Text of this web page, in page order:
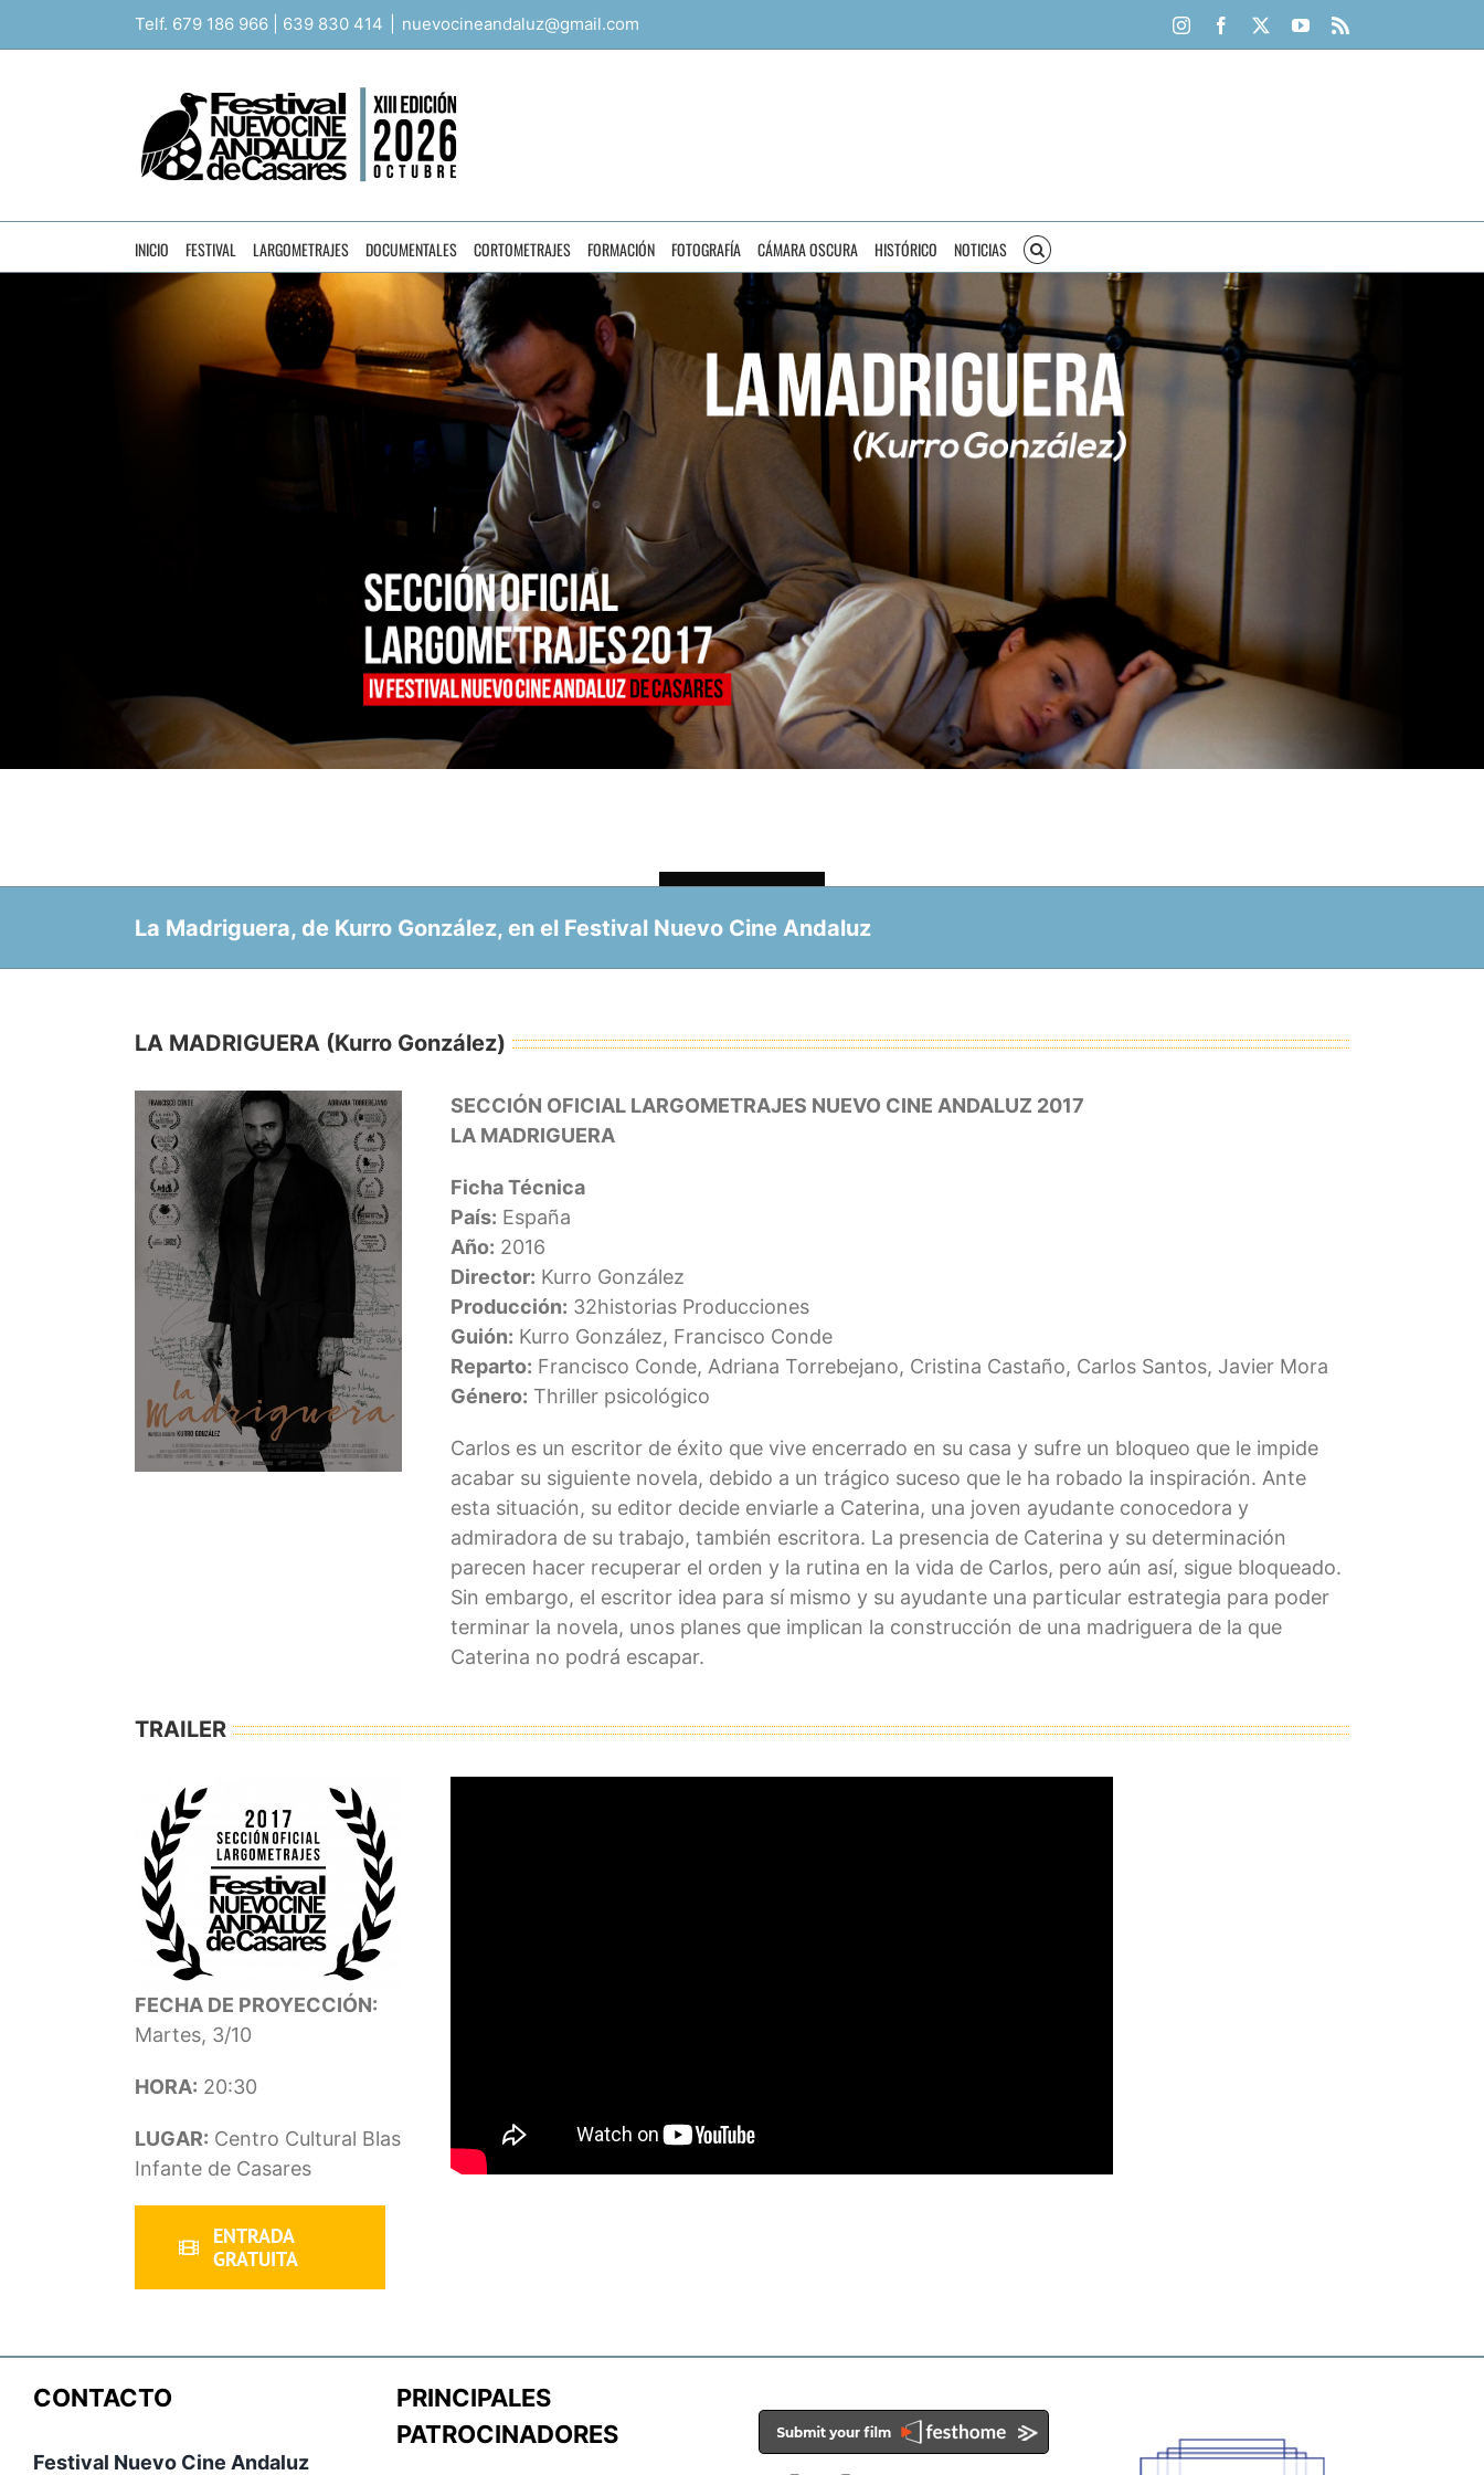
al
Telf. 679 186 966 | 639 830 414 nuevocineandaluz@gmail.com InstagramFacebook YouTube
INICIO FESTIVAL LARGOMETRAJES DOCUMENTALES CORTOMETRAJES FORMACIÓN FOTOGRAFÍA CÁMARA OSCURA HISTÓRICO NOTICIAS
Cargando...
La Madriguera, de Kurro González, en el Festival Nuevo Cine Andaluz
LA MADRIGUERA (Kurro González)
SECCIÓN OFICIAL LARGOMETRAJES NUEVO CINE ANDALUZ 2017
LA MADRIGUERA
Ficha Técnica
País: España
Año: 2016
Director: Kurro González
Producción: 32historias Producciones
Guión: Kurro González, Francisco Conde
Reparto: Francisco Conde, Adriana Torrebejano, Cristina Castaño, Carlos Santos, Javier Mora
Género: Thriller psicológico
Carlos es un escritor de éxito que vive encerrado en su casa y sufre un bloqueo que le impide
acabar su siguiente novela, debido a un trágico suceso que le ha robado la inspiración. Ante
esta situación, su editor decide enviarle a Caterina, una joven ayudante conocedora y
admiradora de su trabajo, también escritora. La presencia de Caterina y su determinación
parecen hacer recuperar el orden y la rutina en la vida de Carlos, pero aún así, sigue bloqueado.
Sin embargo, el escritor idea para sí mismo y su ayudante una particular estrategia para poder
terminar la novela, unos planes que implican la construcción de una madriguera de la que
Caterina no podrá escapar.
TRAILER
FECHA DE PROYECCIÓN:
Martes, 3/10
HORA: 20:30
LUGAR: Centro Cultural Blas
Infante de Casares
ENTRADA
GRATUITA
CONTACTO
Festival Nuevo Cine Andaluz
PRINCIPALES
PATROCINADORES